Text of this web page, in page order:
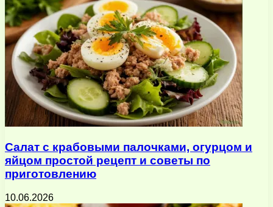
Салат с крабовыми палочками, огурцом и
яйцом простой рецепт и советы по
приготовлению
10.06.2026